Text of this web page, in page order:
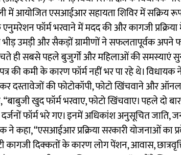
आयोजित एसआईआर सहायता शिविर में सक्रिय रूप
एनुमरेशन फॉर्म भरवाने में मदद की और कागजी
भीड़ उमड़ी और सैकड़ों ग्रामीणों ने सफलतापूर्वक अपने
ही सबसे पहले बुजुर्गों और महिलाओं की समस्याएं
की कमी के कारण फॉर्म नहीं भर पा रहे थे। विधायक
दस्तावेजों की फोटोकॉपी, फोटो खिंचवाने और
खुद फॉर्म भरवाए, फोटो खिंचवाए। पहले दो
फॉर्म भरे गए। इनमें अधिकांश अनुसूचित जाति,
“एसआईआर प्रक्रिया सरकारी योजनाओं का
कागजी दिक्कतों के कारण लोग पेंशन, आवास,